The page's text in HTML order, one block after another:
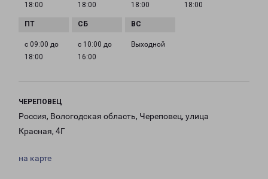
18:00
18:00
18:00
18:00
с 09:00 до
18:00
с 10:00 до
16:00
Выходной
ЧЕРЕПОВЕЦ
Россия, Вологодская область, Череповец, улица
Красная, 4Г
на карте